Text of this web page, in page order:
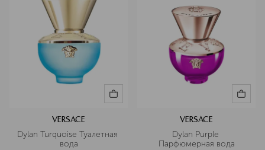
VERSACE
Dylan Turquoise Туалетная
вода
VERSACE
Dylan Purple
Парфюмерная вода